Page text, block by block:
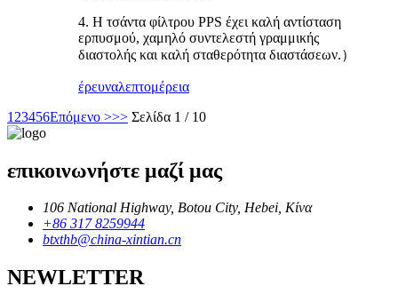
4. Η τσάντα φίλτρου PPS έχει καλή αντίσταση
ερπυσμού, χαμηλό συντελεστή γραμμικής
διαστολής και καλή σταθερότητα διαστάσεων.）
έρευναλεπτομέρεια
1 23456Επόμενο >>> Σελίδα 1 / 10
επικοινωνήστε μαζί μας
106 National Highway, Botou City, Hebei, Κίνα
+86 317 8259944
btxthb@china-xintian.cn
NEWLETTER